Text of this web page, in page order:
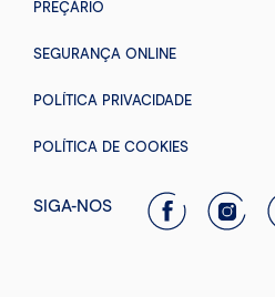
PREÇÁRIO
SEGURANÇA ONLINE
POLÍTICA PRIVACIDADE
POLÍTICA DE COOKIES
SIGA-NOS